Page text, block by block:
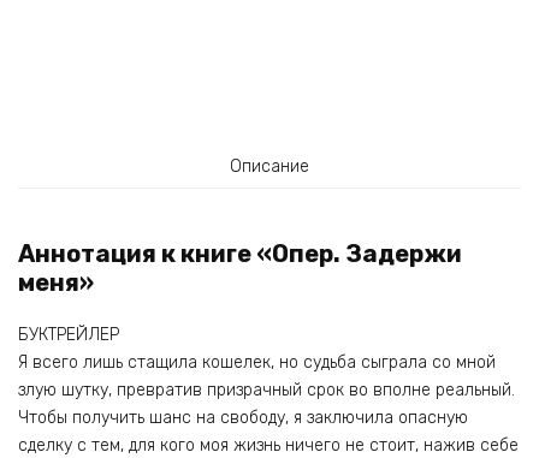
Описание
Аннотация к книге «Опер. Задержи
меня»
БУКТРЕЙЛЕР
Я всего лишь стащила кошелек, но судьба сыграла со мной
злую шутку, превратив призрачный срок во вполне реальный.
Чтобы получить шанс на свободу, я заключила опасную
сделку с тем, для кого моя жизнь ничего не стоит, нажив себе